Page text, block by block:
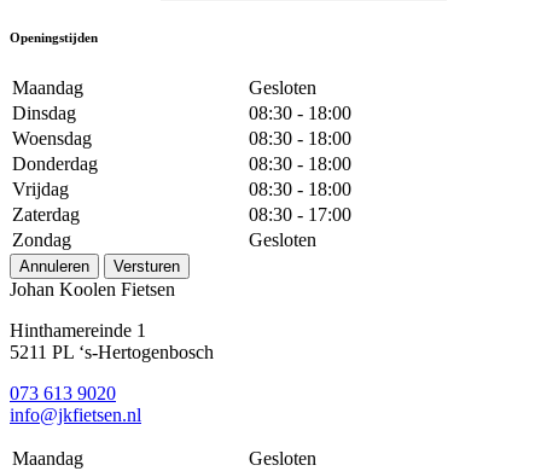
Openingstijden
Maandag
Gesloten
Dinsdag
08:30 - 18:00
Woensdag
08:30 - 18:00
Donderdag
08:30 - 18:00
Vrijdag
08:30 - 18:00
Zaterdag
08:30 - 17:00
Zondag
Gesloten
Annuleren Versturen
Johan Koolen Fietsen
Hinthamereinde 1
5211 PL ‘s-Hertogenbosch
073 613 9020
info@jkfietsen.nl
Maandag
Gesloten